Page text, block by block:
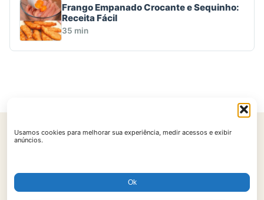
Usamos cookies para melhorar sua experiência, medir acessos e exibir
anúncios.
Ok
Frango Empanado Crocante e Sequinho:
Receita Fácil
35 min
Início Contato Política de Privacidade